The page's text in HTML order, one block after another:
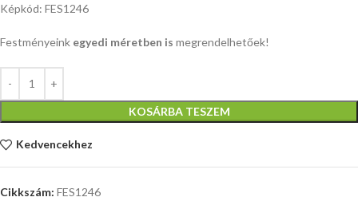
Képkód: FES1246
Festményeink egyedi méretben is megrendelhetőek!
KOSÁRBA TESZEM
Kedvencekhez
Cikkszám: FES1246